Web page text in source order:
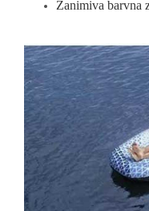
Zanimiva barvna